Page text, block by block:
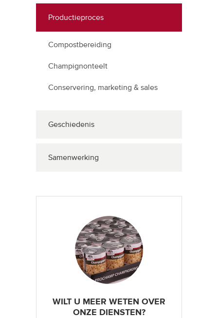
Productieproces
Compostbereiding
Champignonteelt
Conservering, marketing & sales
Geschiedenis
Samenwerking
WILT U MEER WETEN OVER
ONZE DIENSTEN?